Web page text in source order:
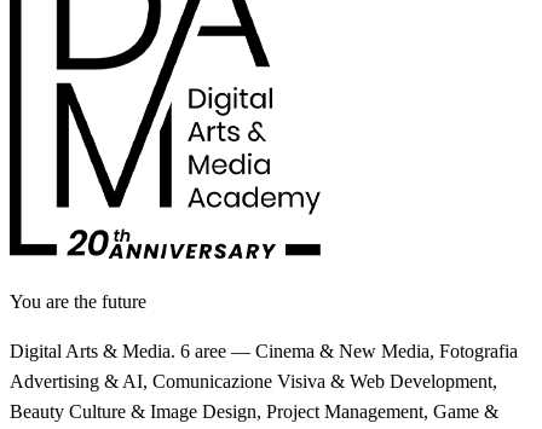
You are the future
Digital Arts & Media. 6 aree — Cinema & New Media, Fotografia
Advertising & AI, Comunicazione Visiva & Web Development,
Beauty Culture & Image Design, Project Management, Game &